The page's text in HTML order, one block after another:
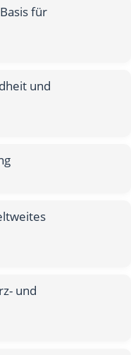
für
und
und